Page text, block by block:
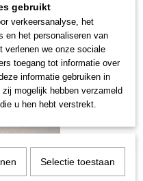
gebruikt
verkeersanalyse, het
en het personaliseren van
verlenen we onze sociale
toegang tot informatie over
informatie gebruiken in
mogelijk hebben verzameld
u hen hebt verstrekt.
Selectie toestaan